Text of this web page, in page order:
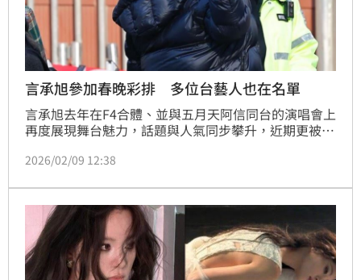
言承旭參加春晚彩排 多位台藝人也在名單
言承旭去年在F4合體、並與五月天阿信同台的演唱會上
再度展現舞台魅力，話題與人氣同步攀升，近期更被拍
排，消息曝光後立刻引發粉絲熱議。這也是言承旭時隔
2026/02/09 12:38